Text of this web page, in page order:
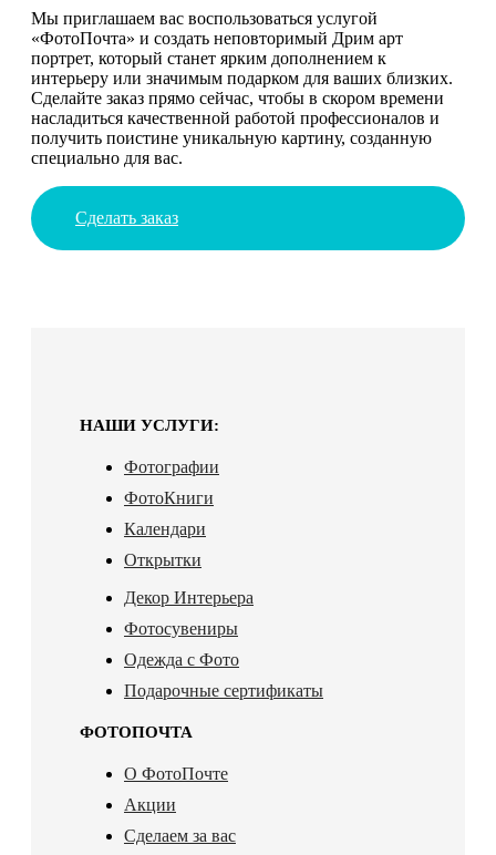
Мы приглашаем вас воспользоваться услугой
«ФотоПочта» и создать неповторимый Дрим арт
портрет, который станет ярким дополнением к
интерьеру или значимым подарком для ваших близких.
Сделайте заказ прямо сейчас, чтобы в скором времени
насладиться качественной работой профессионалов и
получить поистине уникальную картину, созданную
специально для вас.
Сделать заказ
НАШИ УСЛУГИ:
Фотографии
ФотоКниги
Календари
Открытки
Декор Интерьера
Фотосувениры
Одежда с Фото
Подарочные сертификаты
ФОТОПОЧТА
О ФотоПочте
Акции
Сделаем за вас